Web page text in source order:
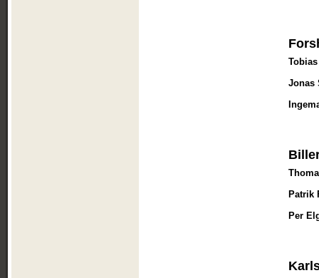
Jonas
Patrik
Per